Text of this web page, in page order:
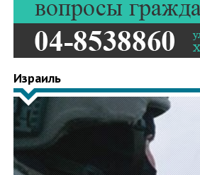
Израиль